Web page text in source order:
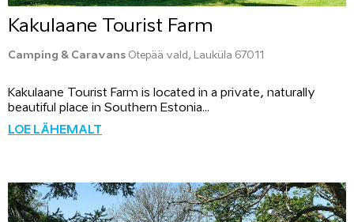
Kakulaane Tourist Farm
Camping & Caravans Otepää vald, Lauküla 67011
Kakulaane Tourist Farm is located in a private, naturally
beautiful place in Southern Estonia...
LOE LÄHEMALT